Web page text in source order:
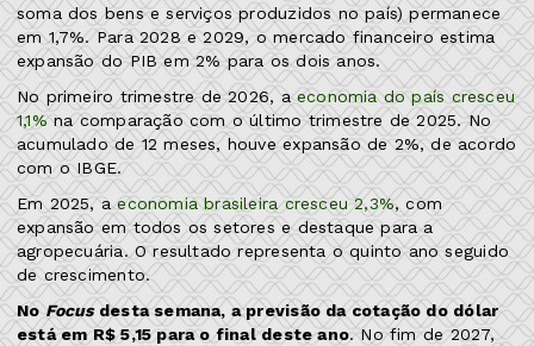
soma dos bens e serviços produzidos no país) permanece
em 1,7%. Para 2028 e 2029, o mercado financeiro estima
expansão do PIB em 2% para os dois anos.
No primeiro trimestre de 2026, a economia do país cresceu
​1,1%na comparação com o último trimestre de 2025. No
acumulado de 12 meses, houve expansão de 2%, de acordo
com o IBGE.
Em 2025, aeconomia brasileira cresceu 2,3%, com
expansão em todos os setores e destaque para a
agropecuária. O resultado representa o quinto ano seguido
de crescimento.
No Focusdesta semana, a previsão da cotação do dólar
está em R$ 5,15 para o final deste ano. No fim de 2027,